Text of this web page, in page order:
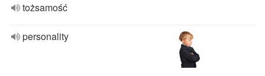
tożsamość
personality